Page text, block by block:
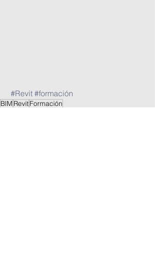
#Revit #formación
BIM RevitFormación